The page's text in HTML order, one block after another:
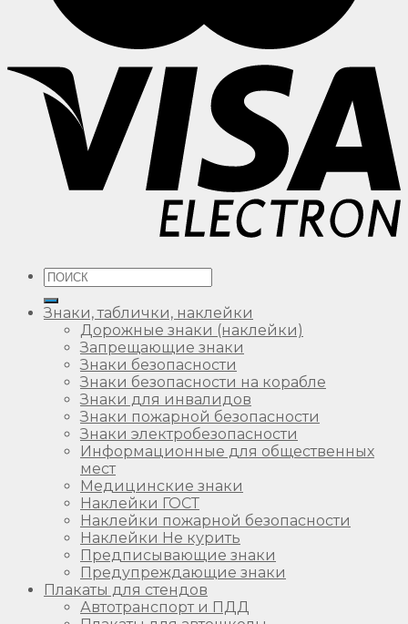
Искать:
Знаки, таблички, наклейки
Дорожные знаки (наклейки)
Запрещающие знаки
Знаки безопасности
Знаки безопасности на корабле
Знаки для инвалидов
Знаки пожарной безопасности
Знаки электробезопасности
Информационные для общественных
мест
Медицинские знаки
Наклейки ГОСТ
Наклейки пожарной безопасности
Наклейки Не курить
Предписывающие знаки
Предупреждающие знаки
Плакаты для стендов
Автотранспорт и ПДД